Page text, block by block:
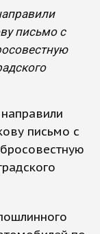
письмо с
письмо с